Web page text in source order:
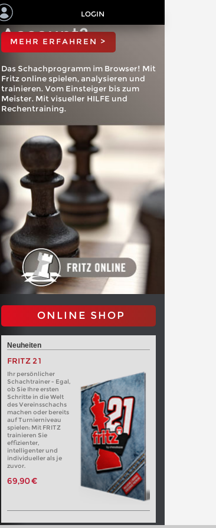
LOGIN
ChessBase
Account?
MEHR ERFAHREN >
Das Schachprogramm im Browser! Mit
Fritz online spielen, analysieren und
trainieren. Vom Einsteiger bis zum
Meister. Mit visueller HILFE und
Rechentraining.
ONLINE SHOP
Neuheiten
FRITZ 21
Ihr persönlicher
Schachtrainer - Egal,
ob Sie Ihre ersten
Schritte in die Welt
des Vereinsschachs
machen oder bereits
auf Turnierniveau
spielen: Mit FRITZ
trainieren Sie
effizienter,
intelligenter und
individueller als je
zuvor.
69,90 €